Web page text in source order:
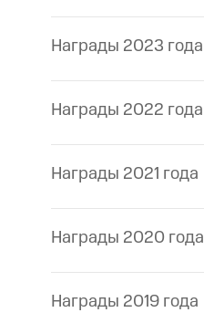
Награды 2023 года
Награды 2022 года
Награды 2021 года
Награды 2020 года
Награды 2019 года